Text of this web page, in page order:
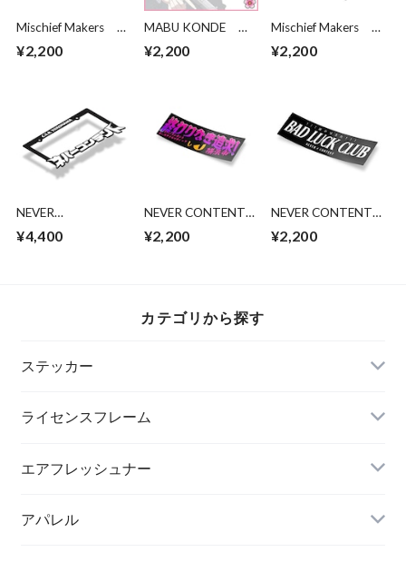
Mischief Makers
¥2,200
MABU KONDE
¥2,200
Mischief Makers
¥2,200
NEVER
YOKOHAMA V2 ラ
¥4,400
NEVER CONTENT
¥2,200
NEVER CONTENT
¥2,200
カテゴリから探す
ステッカー
ライセンスフレーム
エアフレッシュナー
アパレル